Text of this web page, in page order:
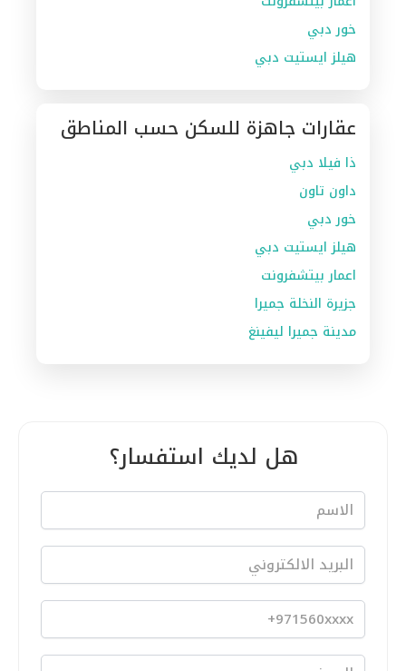
خور دبي
هيلز ايستيت دبي
عقارات جاهزة للسكن حسب المناطق
ذا فيلا دبي
داون تاون
خور دبي
هيلز ايستيت دبي
اعمار بيتشفرونت
جزيرة النخلة جميرا
مدينة جميرا ليفينغ
هل لديك استفسار؟